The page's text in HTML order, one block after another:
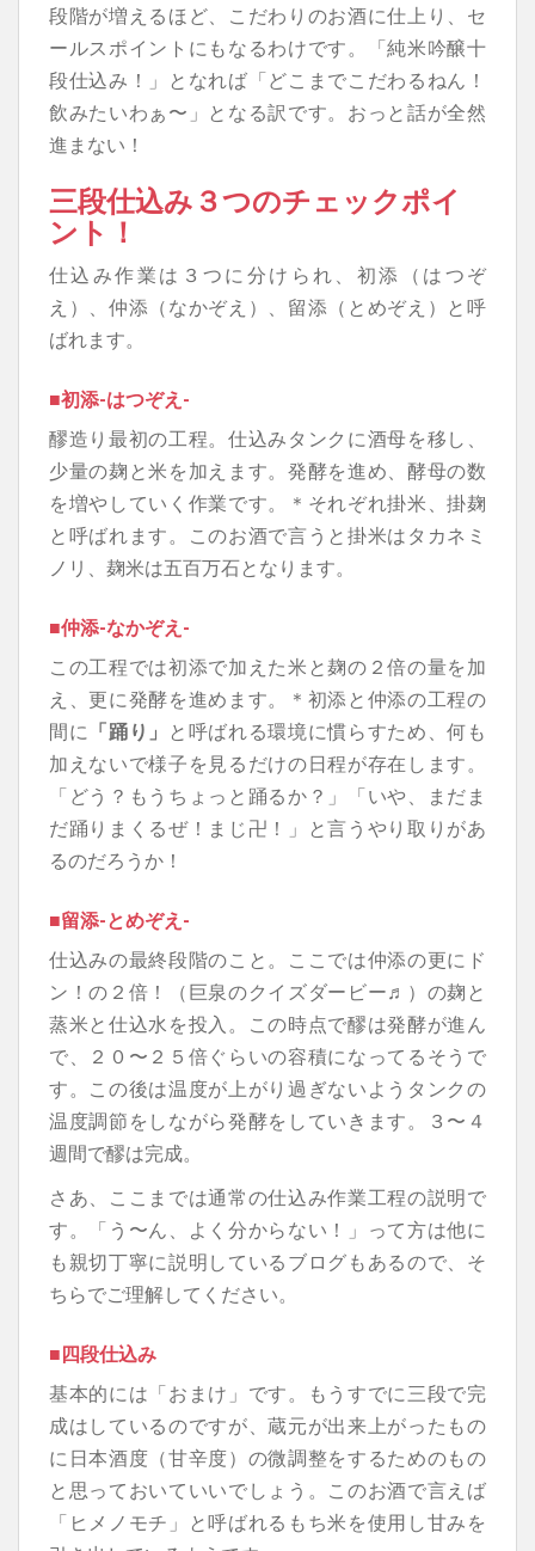
段階が増えるほど、こだわりのお酒に仕上り、セ
ールスポイントにもなるわけです。「純米吟醸十
段仕込み！」となれば「どこまでこだわるねん！
飲みたいわぁ〜」となる訳です。おっと話が全然
進まない！
三段仕込み３つのチェックポイ
ント！
仕込み作業は３つに分けられ、初添（はつぞ
え）、仲添（なかぞえ）、留添（とめぞえ）と呼
ばれます。
■初添-はつぞえ-
醪造り最初の工程。仕込みタンクに酒母を移し、
少量の麹と米を加えます。発酵を進め、酵母の数
を増やしていく作業です。＊それぞれ掛米、掛麹
と呼ばれます。このお酒で言うと掛米はタカネミ
ノリ、麹米は五百万石となります。
■仲添-なかぞえ-
この工程では初添で加えた米と麹の２倍の量を加
え、更に発酵を進めます。＊初添と仲添の工程の
間に 「踊り」 と呼ばれる環境に慣らすため、何も
加えないで様子を見るだけの日程が存在します。
「どう？もうちょっと踊るか？」「いや、まだま
だ踊りまくるぜ！まじ卍！」と言うやり取りがあ
るのだろうか！
■留添-とめぞえ-
仕込みの最終段階のこと。ここでは仲添の更にド
ン！の２倍！（巨泉のクイズダービー♬）の麹と
蒸米と仕込水を投入。この時点で醪は発酵が進ん
で、２０〜２５倍ぐらいの容積になってるそうで
す。この後は温度が上がり過ぎないようタンクの
温度調節をしながら発酵をしていきます。３〜４
週間で醪は完成。
さあ、ここまでは通常の仕込み作業工程の説明で
す。「う〜ん、よく分からない！」って方は他に
も親切丁寧に説明しているブログもあるので、そ
ちらでご理解してください。
■四段仕込み
基本的には「おまけ」です。もうすでに三段で完
成はしているのですが、蔵元が出来上がったもの
に日本酒度（甘辛度）の微調整をするためのもの
と思っておいていいでしょう。このお酒で言えば
「ヒメノモチ」と呼ばれるもち米を使用し甘みを